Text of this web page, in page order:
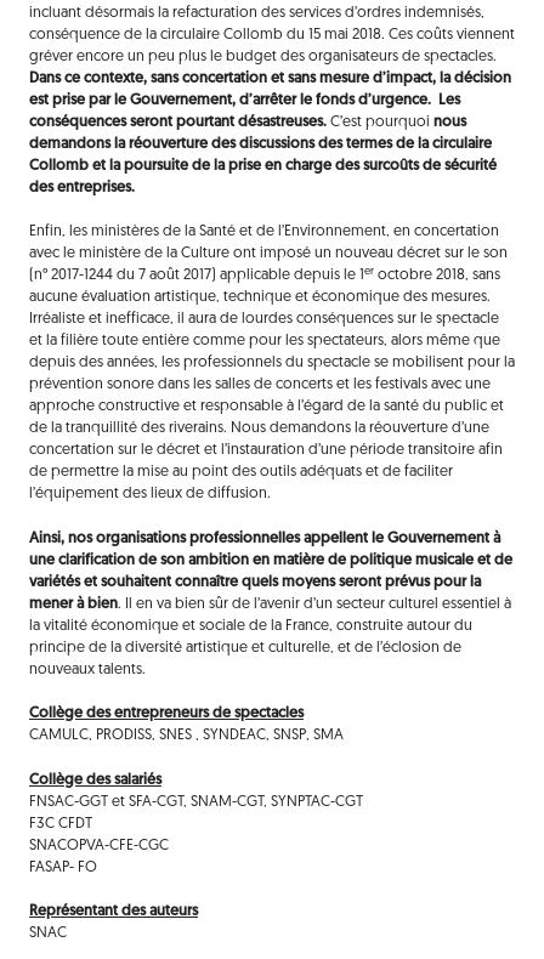
incluant désormais la refacturation des services d’ordres indemnisés,
conséquence de la circulaire Collomb du 15 mai 2018. Ces coûts viennent
gréver encore un peu plus le budget des organisateurs de spectacles.
Dans ce contexte, sans concertation et sans mesure d’impact, la décision
est prise par le Gouvernement, d’arrêter le fonds d’urgence. Les
conséquences seront pourtant désastreuses.C’est pourquoi nous
demandons la réouverture des discussions des termes de la circulaire
Collomb et la poursuite de la prise en charge des surcoûts de sécurité
des entreprises.
Enfin, les ministères de la Santé et de l’Environnement, en concertation
avec le ministère de la Culture ont imposé un nouveau décret sur le son
(n° 2017-1244 du 7 août 2017) applicable depuis le 1 er octobre 2018, sans
aucune évaluation artistique, technique et économique des mesures.
Irréaliste et inefficace, il aura de lourdes conséquences sur le spectacle
et la filière toute entière comme pour les spectateurs, alors même que
depuis des années, les professionnels du spectacle se mobilisent pour la
prévention sonore dans les salles de concerts et les festivals avec une
approche constructive et responsable à l’égard de la santé du public et
de la tranquillité des riverains. Nous demandons la réouverture d’une
concertation sur le décret et l’instauration d’une période transitoire afin
de permettre la mise au point des outils adéquats et de faciliter
l’équipement des lieux de diffusion.
Ainsi, nos organisations professionnelles appellent le Gouvernement à
une clarification de son ambition en matière de politique musicale et de
variétés et souhaitent connaître quels moyens seront prévus pour la
mener à bien. Il en va bien sûr de l’avenir d’un secteur culturel essentiel à
la vitalité économique et sociale de la France, construite autour du
principe de la diversité artistique et culturelle, et de l’éclosion de
nouveaux talents.
Collège des entrepreneurs de spectacles
CAMULC, PRODISS, SNES , SYNDEAC, SNSP, SMA
Collège des salariés
FNSAC-GGT et SFA-CGT, SNAM-CGT, SYNPTAC-CGT
F3C CFDT
SNACOPVA-CFE-CGC
FASAP- FO
Représentant des auteurs
SNAC